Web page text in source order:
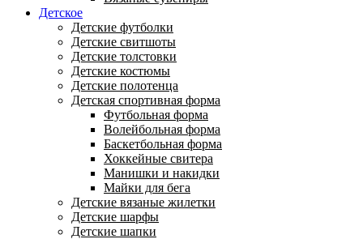
Детское
Детские футболки
Детские свитшоты
Детские толстовки
Детские костюмы
Детские полотенца
Детская спортивная форма
Футбольная форма
Волейбольная форма
Баскетбольная форма
Хоккейные свитера
Манишки и накидки
Майки для бега
Детские вязаные жилетки
Детские шарфы
Детские шапки